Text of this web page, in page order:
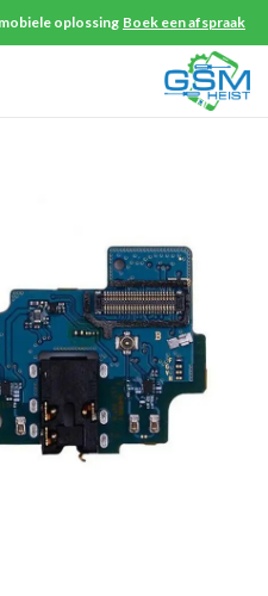
oplossing Boek een afspraak